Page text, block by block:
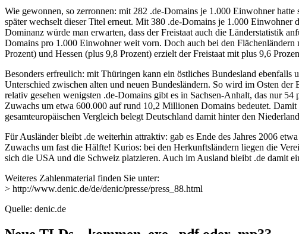
Wie gewonnen, so zerronnen: mit 282 .de-Domains je 1.000 Einwohner
später wechselt dieser Titel erneut. Mit 380 .de-Domains je 1.000
Dominanz würde man erwarten, dass der Freistaat auch die Länderstatistik
Domains pro 1.000 Einwohner weit vorn. Doch auch bei den
Prozent) und Hessen (plus 9,8 Prozent) erzielt der Freistaat mit plus 9,6
Besonders erfreulich: mit Thüringen kann ein östliches Bundesland
Unterschied zwischen alten und neuen Bundesländern. So wird im Osten
relativ gesehen wenigsten .de-Domains gibt es in Sachsen-Anhalt, das nur
Zuwachs um etwa 600.000 auf rund 10,2 Millionen Domains bedeutet.
gesamteuropäischen Vergleich belegt Deutschland damit hinter den
Für Ausländer bleibt .de weiterhin attraktiv: gab es Ende des Jahres 2006
Zuwachs um fast die Hälfte! Kurios: bei den Herkunftsländern liegen die
sich die USA und die Schweiz platzieren. Auch im Ausland bleibt .de damit
Weiteres Zahlenmaterial finden Sie unter:
> http://www.denic.de/de/denic/presse/press_88.html
Quelle: denic.de